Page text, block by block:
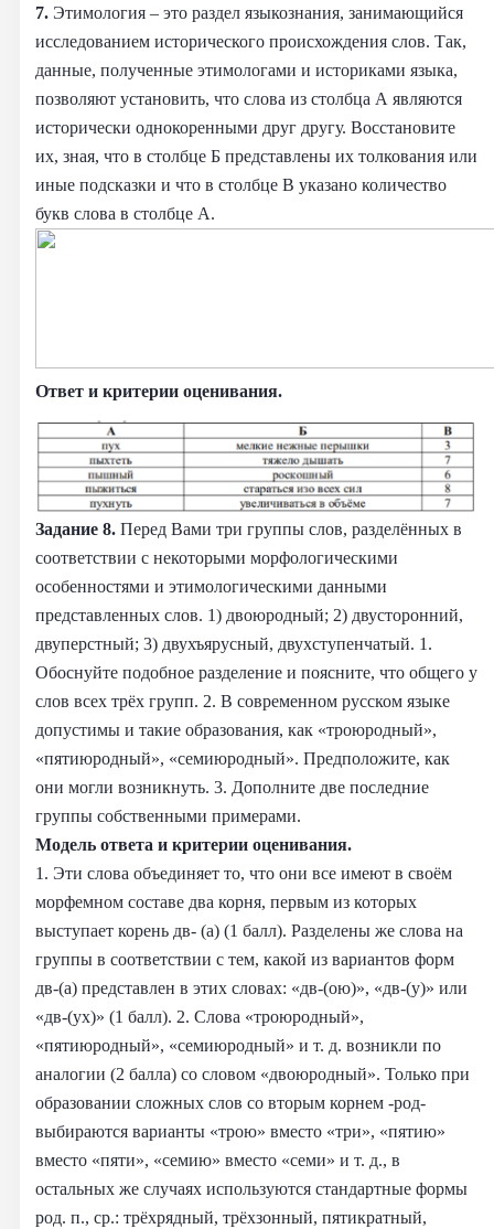
7. Этимология – это раздел языкознания, занимающийся
исследованием исторического происхождения слов. Так,
данные, полученные этимологами и историками языка,
позволяют установить, что слова из столбца А являются
исторически однокоренными друг другу. Восстановите
их, зная, что в столбце Б представлены их толкования или
иные подсказки и что в столбце В указано количество
букв слова в столбце А.
Ответ и критерии оценивания.
Задание 8. Перед Вами три группы слов, разделённых в
соответствии с некоторыми морфологическими
особенностями и этимологическими данными
представленных слов. 1) двоюродный; 2) двусторонний,
двуперстный; 3) двухъярусный, двухступенчатый. 1.
Обоснуйте подобное разделение и поясните, что общего у
слов всех трёх групп. 2. В современном русском языке
допустимы и такие образования, как «троюродный»,
«пятиюродный», «семиюродный». Предположите, как
они могли возникнуть. 3. Дополните две последние
группы собственными примерами.
Модель ответа и критерии оценивания.
1. Эти слова объединяет то, что они все имеют в своём
морфемном составе два корня, первым из которых
выступает корень дв- (а) (1 балл). Разделены же слова на
группы в соответствии с тем, какой из вариантов форм
дв-(а) представлен в этих словах: «дв-(ою)», «дв-(у)» или
«дв-(ух)» (1 балл). 2. Слова «троюродный»,
«пятиюродный», «семиюродный» и т. д. возникли по
аналогии (2 балла) со словом «двоюродный». Только при
образовании сложных слов со вторым корнем -род-
выбираются варианты «трою» вместо «три», «пятию»
вместо «пяти», «семию» вместо «семи» и т. д., в
остальных же случаях используются стандартные формы
род. п., ср.: трёхрядный, трёхзонный, пятикратный,